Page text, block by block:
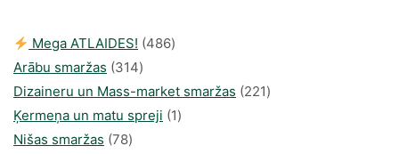
Mega ATLAIDES! 486486
Arābu smaržas 314314
produkti
Dizaineru un Mass-market smaržas 221221
Ķermeņa un matu spreji 11
Nišas smaržas 7878